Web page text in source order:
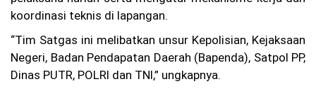
a
ru
(P
AB
koordinasi teknis di lapangan.
“Tim Satgas ini melibatkan unsur Kepolisian, Kejaksaan
Negeri, Badan Pendapatan Daerah (Bapenda), Satpol PP,
Dinas PUTR, POLRI dan TNI,” ungkapnya.